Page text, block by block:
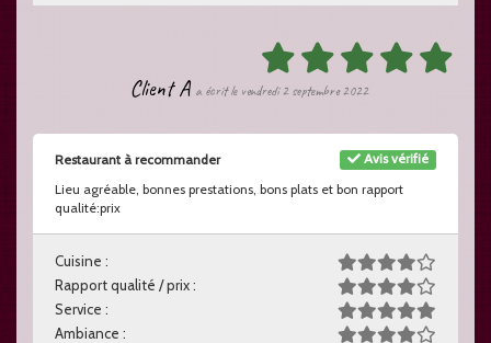
Client A a écrit le vendredi 2 septembre 2022
Avis vérifié
Restaurant à recommander
Lieu agréable, bonnes prestations, bons plats et bon rapport
qualité:prix
Cuisine :
Rapport qualité / prix :
Service :
Ambiance :